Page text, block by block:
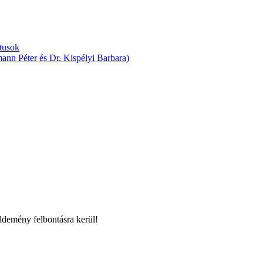
Péter és Dr. Kispélyi Barbara)
felbontásra kerül!